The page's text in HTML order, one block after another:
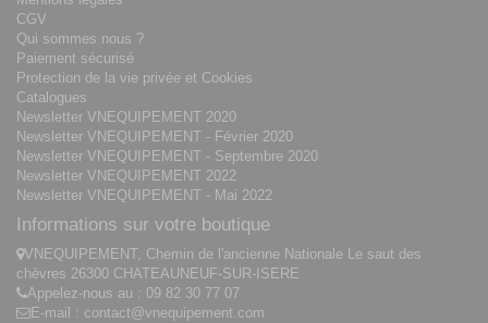
CGV
Qui sommes nous ?
Paiement sécurisé
Protection de la vie privée et Cookies
Catalogues
Newsletter VNEQUIPEMENT 2020
Newsletter VNEQUIPEMENT - Février 2020
Newsletter VNEQUIPEMENT - Septembre 2020
Newsletter VNEQUIPEMENT 2022
Newsletter VNEQUIPEMENT - Mai 2022
Informations sur votre boutique
VNEQUIPEMENT, Chemin de l'ancienne Nationale Le saut des
chèvres 26300 CHATEAUNEUF-SUR-ISERE
Appelez-nous au : 09 82 30 77 07
E-mail : contact@vnequipement.com